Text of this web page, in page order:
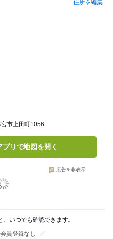
住所を編集
市上田町1056
プリで地図を開く
広告を非表示
いつでも確認できます。
員登録なし